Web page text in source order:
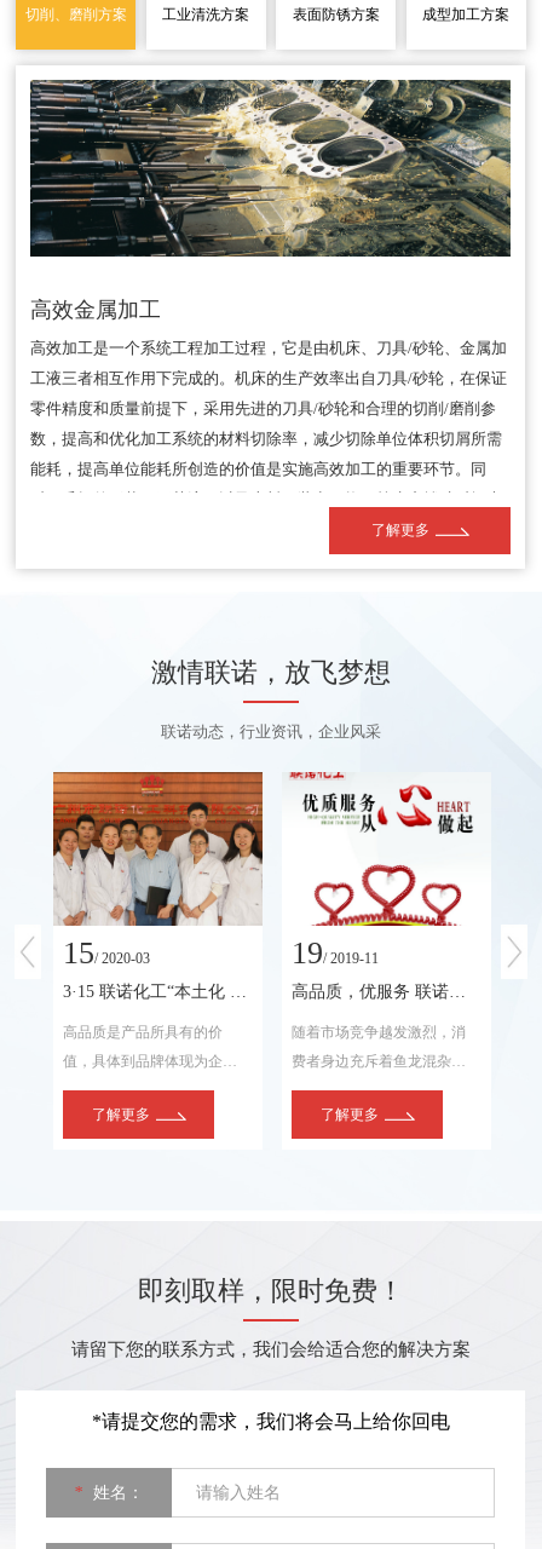
切削、磨削方案 工业清洗方案 表面防锈方案 成型加工方案
高效金属加工
高效加工是一个系统工程加工过程，它是由机床、刀具/砂轮、金属加
工液三者相互作用下完成的。机床的生产效率出自刀具/砂轮，在保证
零件精度和质量前提下，采用先进的刀具/砂轮和合理的切削/磨削参
数，提高和优化加工系统的材料切除率，减少切除单位体积切屑所需
能耗，提高单位能耗所创造的价值是实施高效加工的重要环节。同
是决定生产效率的重要因素。可见，高效加工涉及到零件加工各个环
了解更多
激情联诺，放飞梦想
联诺动态，行业资讯，企业风采
15/ 2020-03
3·15 联诺化工“本土化 高品质”为行业树品质典范
高品质是产品所具有的价
值，具体到品牌体现为企业
价值、产品价值、顾客价
了解更多
19/ 2019-11
高品质，优服务 联诺化工售后无忧放心购
随着市场竞争越发激烈，消
费者身边充斥着鱼龙混杂的
各类金属加工液产品。很多
所谓主打高性价比的产品或
了解更多
即刻取样，限时免费！
请留下您的联系方式，我们会给适合您的解决方案
*请提交您的需求，我们将会马上给你回电
* 姓名：